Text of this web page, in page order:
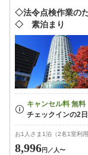
◇法令点検作業の
◇ 素泊まり
お1人さま1泊（2名1室利
8,996円 ／人〜